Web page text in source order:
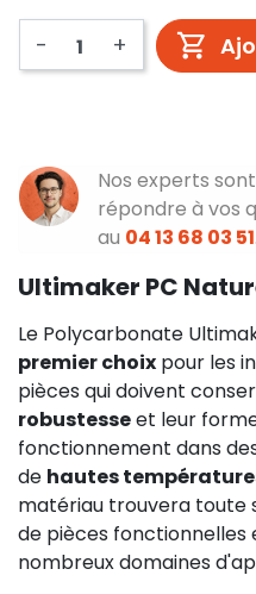
- +
Nos experts
répondre à vos
au 04 13 68 03 51
Ultimaker PC
Le Polycarbonate
premier choix pour les
pièces qui doivent
robustesseet leur
fonctionnement dans
de hautes
matériau trouvera toute
de pièces fonctionnelles
nombreux domaines